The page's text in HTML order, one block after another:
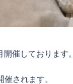
催しております。
されます。